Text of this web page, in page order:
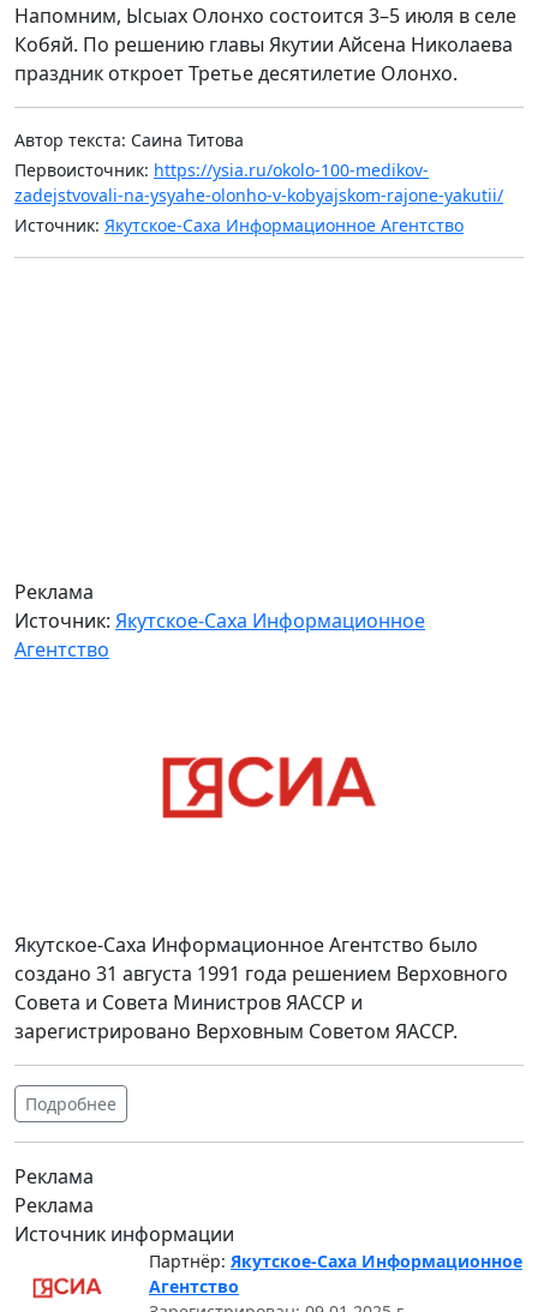
Напомним, Ысыах Олонхо состоится 3–5 июля в селе
Кобяй. По решению главы Якутии Айсена Николаева
праздник откроет Третье десятилетие Олонхо.
Автор текста: Саина Титова
Первоисточник: https://ysia.ru/okolo-100-medikov-
zadejstvovali-na-ysyahe-olonho-v-kobyajskom-rajone-yakutii/
Источник: Якутское-Саха Информационное Агентство
Реклама
Источник: Якутское-Саха Информационное
Агентство
Якутское-Саха Информационное Агентство было
создано 31 августа 1991 года решением Верховного
Совета и Совета Министров ЯАССР и
зарегистрировано Верховным Советом ЯАССР.
Подробнее
Реклама
Реклама
Источник информации
Партнёр: Якутское-Саха Информационное
Агентство